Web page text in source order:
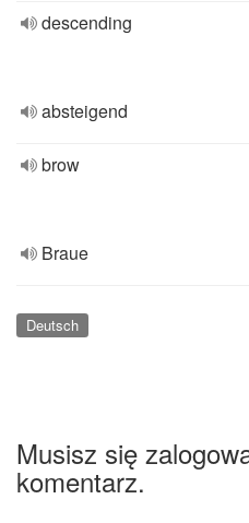
descending
absteigend
brow
Braue
Deutsch
Musisz się
komentarz.